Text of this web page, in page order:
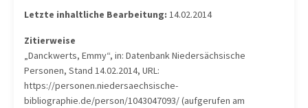
Letzte inhaltliche Bearbeitung: 14.02.2014
Zitierweise
„Danckwerts, Emmy“, in: Datenbank Niedersächsische
Personen, Stand 14.02.2014, URL:
https://personen.niedersaechsische-
bibliographie.de/person/1043047093/ (aufgerufen am